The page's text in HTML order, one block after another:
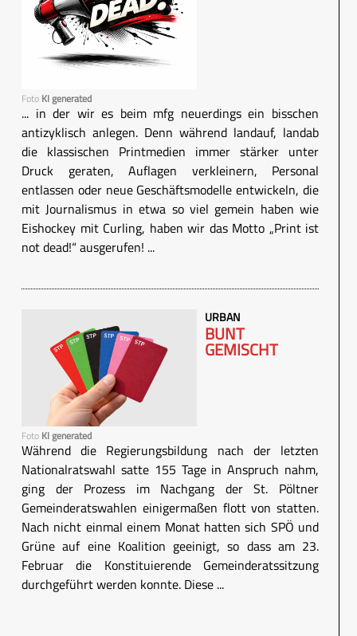
Foto KI generated
... in der wir es beim mfg neuerdings ein bisschen
antizyklisch anlegen. Denn während landauf, landab
die klassischen Printmedien immer stärker unter
Druck geraten, Auflagen verkleinern, Personal
entlassen oder neue Geschäftsmodelle entwickeln, die
mit Journalismus in etwa so viel gemein haben wie
Eishockey mit Curling, haben wir das Motto „Print ist
not dead!“ ausgerufen! ...
Foto KI generated
URBAN
BUNT
GEMISCHT
Während die Regierungsbildung nach der letzten
Nationalratswahl satte 155 Tage in Anspruch nahm,
ging der Prozess im Nachgang der St. Pöltner
Gemeinderatswahlen einigermaßen flott von statten.
Nach nicht einmal einem Monat hatten sich SPÖ und
Grüne auf eine Koalition geeinigt, so dass am 23.
Februar die Konstituierende Gemeinderatssitzung
durchgeführt werden konnte. Diese ...